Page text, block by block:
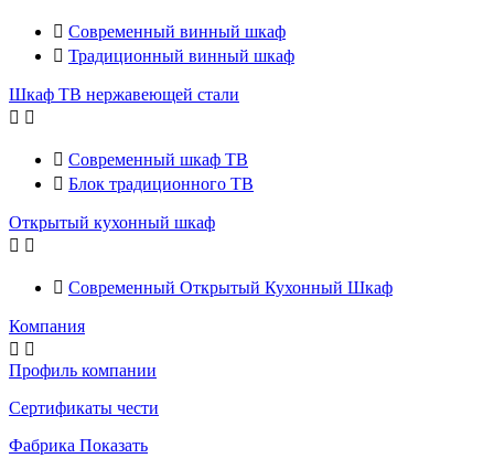
 Современный винный шкаф
 Традиционный винный шкаф
Шкаф ТВ нержавеющей стали
 
 Современный шкаф ТВ
 Блок традиционного ТВ
Открытый кухонный шкаф
 
 Современный Открытый Кухонный Шкаф
Компания
 
Профиль компании
Сертификаты чести
Фабрика Показать